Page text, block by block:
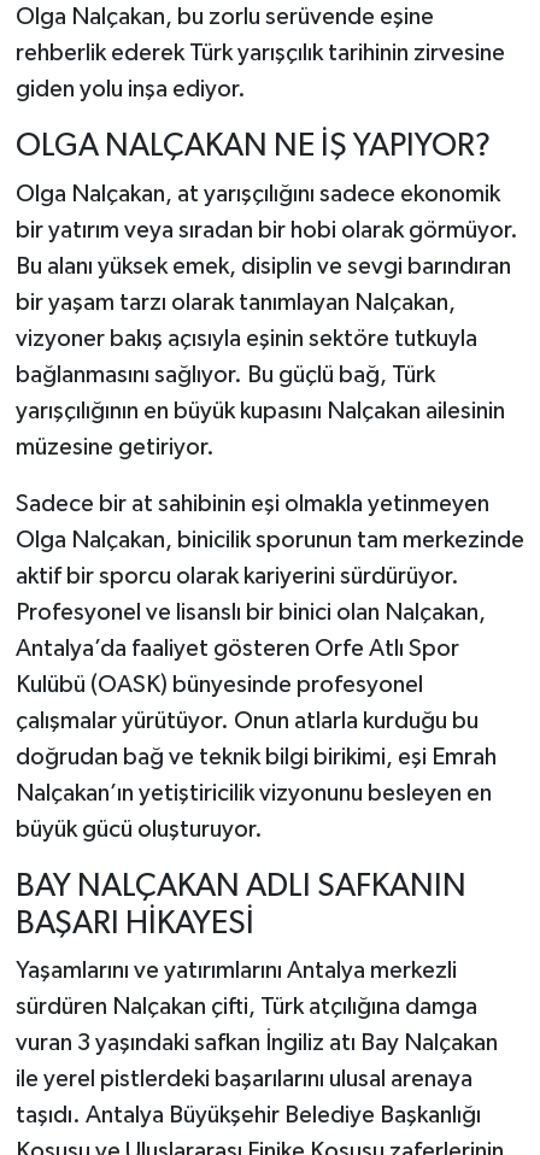
Olga Nalçakan, bu zorlu serüvende eşine
rehberlik ederek Türk yarışçılık tarihinin zirvesine
giden yolu inşa ediyor.
OLGA NALÇAKAN NE İŞ YAPIYOR?
Olga Nalçakan, at yarışçılığını sadece ekonomik
bir yatırım veya sıradan bir hobi olarak görmüyor.
Bu alanı yüksek emek, disiplin ve sevgi barındıran
bir yaşam tarzı olarak tanımlayan Nalçakan,
vizyoner bakış açısıyla eşinin sektöre tutkuyla
bağlanmasını sağlıyor. Bu güçlü bağ, Türk
yarışçılığının en büyük kupasını Nalçakan ailesinin
müzesine getiriyor.
Sadece bir at sahibinin eşi olmakla yetinmeyen
Olga Nalçakan, binicilik sporunun tam merkezinde
aktif bir sporcu olarak kariyerini sürdürüyor.
Profesyonel ve lisanslı bir binici olan Nalçakan,
Antalya’da faaliyet gösteren Orfe Atlı Spor
Kulübü (OASK) bünyesinde profesyonel
çalışmalar yürütüyor. Onun atlarla kurduğu bu
doğrudan bağ ve teknik bilgi birikimi, eşi Emrah
Nalçakan’ın yetiştiricilik vizyonunu besleyen en
büyük gücü oluşturuyor.
BAY NALÇAKAN ADLI SAFKANIN
BAŞARI HİKAYESİ
Yaşamlarını ve yatırımlarını Antalya merkezli
sürdüren Nalçakan çifti, Türk atçılığına damga
vuran 3 yaşındaki safkan İngiliz atı Bay Nalçakan
ile yerel pistlerdeki başarılarını ulusal arenaya
taşıdı. Antalya Büyükşehir Belediye Başkanlığı